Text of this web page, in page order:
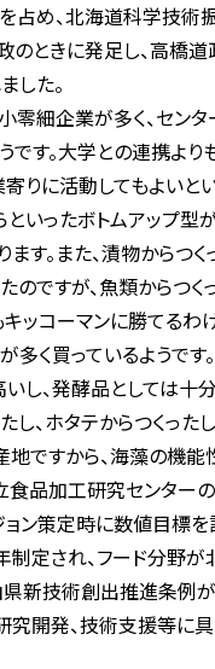
占め、北海道科学技術
のときに発足し、高橋
した。
細企業が多く、セン
です。大学との連携
りに活動してもよいと
いったボトムアップ型
す。また、漬物からつ
のですが、魚類からつ
キッコーマンに勝てる
く買っているようです。
し、発酵品としては十
し、ホタテからつくっ
地ですから、海藻の機
食品加工研究センター
ョン策定時に数値目標
定され、フード分野
新技術創出推進条例
究開発、技術支援等